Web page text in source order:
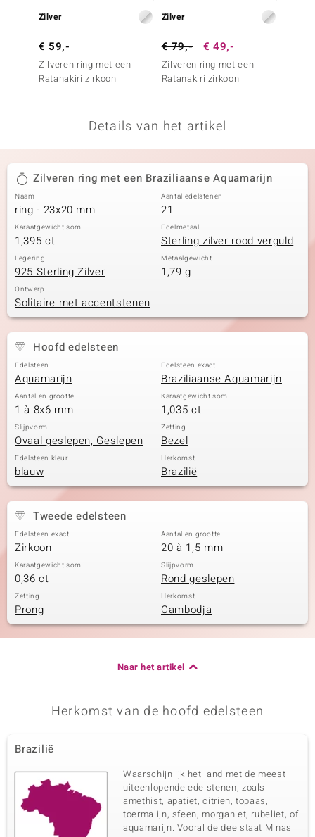
Zilver
€ 59,-
Zilveren ring met een
Ratanakiri zirkoon
Zilver
€ 79,- € 49,-
Zilveren ring met een
Ratanakiri zirkoon
Details van het artikel
Zilveren ring met een Braziliaanse Aquamarijn
Naam
ring - 23x20 mm
Aantal edelstenen
21
Karaatgewicht som
1,395 ct
Edelmetaal
Sterling zilver rood verguld
Legering
925 Sterling Zilver
Metaalgewicht
1,79 g
Ontwerp
Solitaire met accentstenen
Hoofd edelsteen
Edelsteen
Aquamarijn
Edelsteen exact
Braziliaanse Aquamarijn
Aantal en grootte
1 à 8x6 mm
Karaatgewicht som
1,035 ct
Slijpvorm
Ovaal geslepen, Geslepen
Zetting
Bezel
Edelsteen kleur
blauw
Herkomst
Brazilië
Tweede edelsteen
Edelsteen exact
Zirkoon
Aantal en grootte
20 à 1,5 mm
Karaatgewicht som
0,36 ct
Slijpvorm
Rond geslepen
Zetting
Prong
Herkomst
Cambodja
Naar het artikel
Herkomst van de hoofd edelsteen
Brazilië
Waarschijnlijk het land met de meest
uiteenlopende edelstenen, zoals
amethist, apatiet, citrien, topaas,
toermalijn, sfeen, morganiet, rubeliet, of
aquamarijn. Vooral de deelstaat Minas